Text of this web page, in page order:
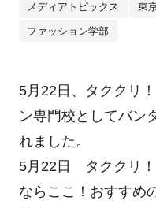
メディアトピックス 東
ファッション学部
5月22日、タククリ！
ン専門校としてバン
れました。
5月22日 タククリ！
ならここ！ おすすめ